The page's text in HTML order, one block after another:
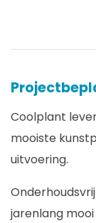
Coolplant
mooiste
uitvoering.
jarenlang